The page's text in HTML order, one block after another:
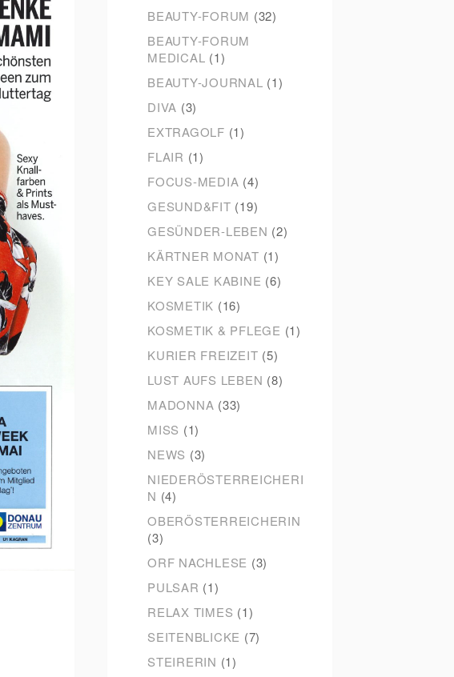
BEAUTY-FORUM (32)
BEAUTY-FORUM
MEDICAL (1)
BEAUTY-JOURNAL (1)
DIVA (3)
EXTRAGOLF (1)
FLAIR (1)
FOCUS-MEDIA (4)
GESUND&FIT (19)
GESÜNDER-LEBEN (2)
KÄRTNER MONAT (1)
KEY SALE KABINE (6)
KOSMETIK (16)
KOSMETIK & PFLEGE (1)
KURIER FREIZEIT (5)
LUST AUFS LEBEN (8)
MADONNA (33)
MISS (1)
NEWS (3)
NIEDERÖSTERREICHERI
N (4)
OBERÖSTERREICHERIN
(3)
ORF NACHLESE (3)
PULSAR (1)
RELAX TIMES (1)
SEITENBLICKE (7)
STEIRERIN (1)